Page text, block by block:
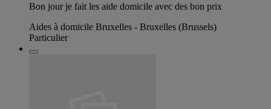
Bon jour je fait les aide domicile avec des bon prix
Aides à domicile Bruxelles - Bruxelles (Brussels)
Particulier